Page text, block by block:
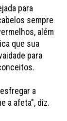
para
sempre
além
que sua
para
a
a afeta", diz.